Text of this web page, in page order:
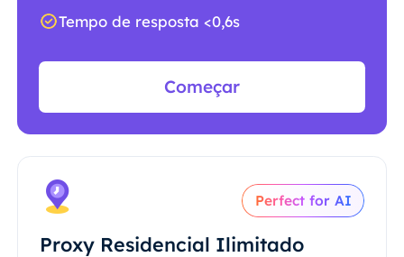
Tempo de resposta <0,6s
Começar
Perfect for AI
Proxy Residencial Ilimitado